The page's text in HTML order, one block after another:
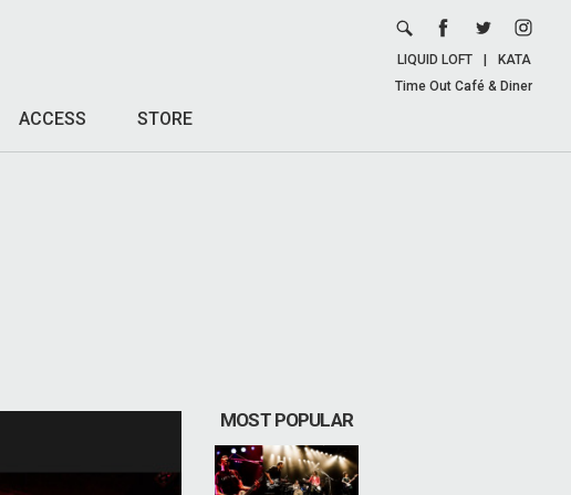
ACCESS STORE
LIQUID LOFT
KATA
Time Out Café & Diner
MOST POPULAR